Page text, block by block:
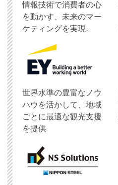
情報技術で消費者の心
を動かす、未来のマー
ケティングを実現。
世界水準の豊富なノウ
ハウを活かして、地域
ごとに最適な観光支援
を提供